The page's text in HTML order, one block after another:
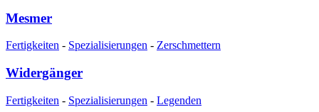
Mesmer
Fertigkeiten - Spezialisierungen - Zerschmettern
Widergänger
Fertigkeiten - Spezialisierungen - Legenden